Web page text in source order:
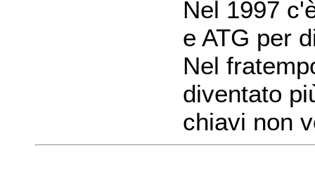
Nel 1997
e ATG per
Nel
diventato
chiavi non